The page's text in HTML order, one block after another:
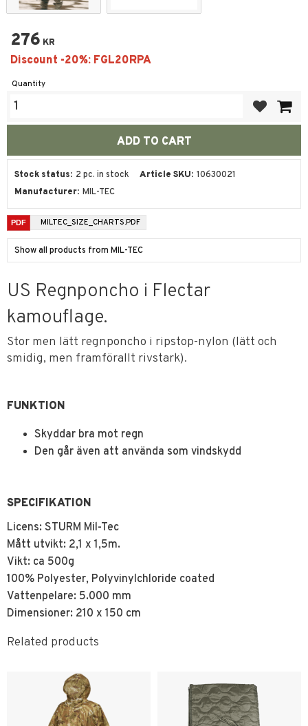
276 KR
Quantity
Stock status 2 pc. in stock Article SKU 10630021
Manufacturer MIL-TEC
MILTEC_SIZE_CHARTS.PDF
Show all products from MIL-TEC
US Regnponcho i Flectar
kamouflage.
Stor men lätt regnponcho i ripstop-nylon (lätt och
smidig, men framförallt rivstark).
FUNKTION
Skyddar bra mot regn
Den går även att använda som vindskydd
SPECIFIKATION
Licens: STURM Mil-Tec
Mått utvikt: 2,1 x 1,5m.
Vikt: ca 500g
100% Polyester, Polyvinylchloride coated
Vattenpelare: 5.000 mm
Dimensioner: 210 x 150 cm
Related products